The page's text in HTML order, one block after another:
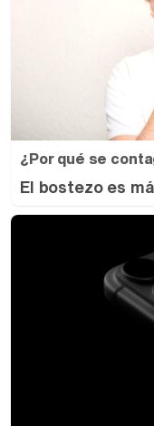
¿Por qué se
El bostezo es